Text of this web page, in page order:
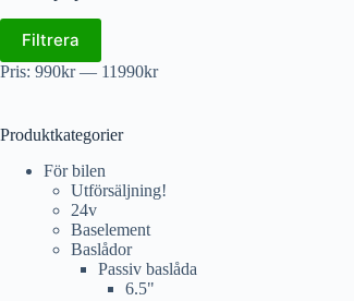
Filtrera
Pris: 990kr— 11990kr
Produktkategorier
För bilen
Utförsäljning!
24v
Baselement
Baslådor
Passiv baslåda
6.5"